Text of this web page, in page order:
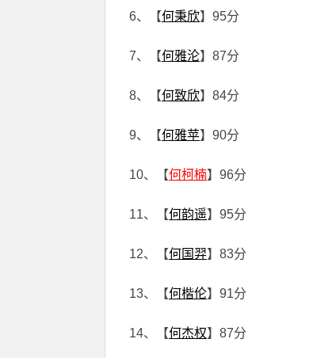
6、【何秉欣】95分
7、【何雅沦】87分
8、【何致欣】84分
9、【何雅苹】90分
10、【何柯楠】96分
11、【何韵遥】95分
12、【何国羿】83分
13、【何楷伦】91分
14、【何杰权】87分